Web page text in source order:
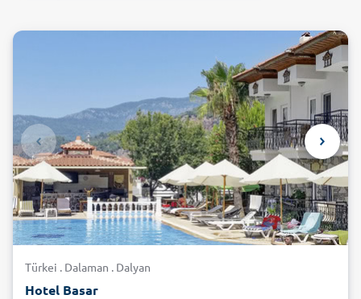
Türkei . Dalaman . Dalyan
Hotel Basar